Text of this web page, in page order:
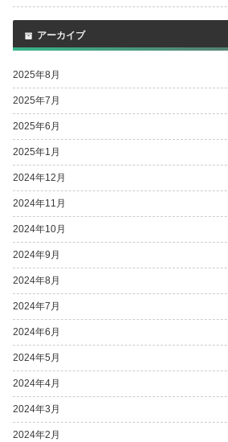
アーカイブ
2025年8月
2025年7月
2025年6月
2025年1月
2024年12月
2024年11月
2024年10月
2024年9月
2024年8月
2024年7月
2024年6月
2024年5月
2024年4月
2024年3月
2024年2月